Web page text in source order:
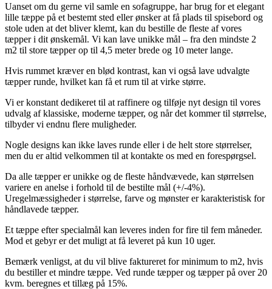
Uanset om du gerne vil samle en sofagruppe, har brug for et elegant
lille tæppe på et bestemt sted eller ønsker at få plads til spisebord og
stole uden at det bliver klemt, kan du bestille de fleste af vores
tæpper i dit ønskemål. Vi kan lave unikke mål – fra den mindste 2
m2 til store tæpper op til 4,5 meter brede og 10 meter lange.
Hvis rummet kræver en blød kontrast, kan vi også lave udvalgte
tæpper runde, hvilket kan få et rum til at virke større.
Vi er konstant dedikeret til at raffinere og tilføje nyt design til vores
udvalg af klassiske, moderne tæpper, og når det kommer til størrelse,
tilbyder vi endnu flere muligheder.
Nogle designs kan ikke laves runde eller i de helt store størrelser,
men du er altid velkommen til at kontakte os med en forespørgsel.
Da alle tæpper er unikke og de fleste håndvævede, kan størrelsen
variere en anelse i forhold til de bestilte mål (+/-4%).
Uregelmæssigheder i størrelse, farve og mønster er karakteristisk for
håndlavede tæpper.
Et tæppe efter specialmål kan leveres inden for fire til fem måneder.
Mod et gebyr er det muligt at få leveret på kun 10 uger.
Bemærk venligst, at du vil blive faktureret for minimum to m2, hvis
du bestiller et mindre tæppe. Ved runde tæpper og tæpper på over 20
kvm. beregnes et tillæg på 15%.